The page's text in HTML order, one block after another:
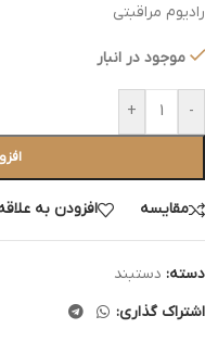
رادیوم مراقبتی
موجود در انبار
-
+
مقایسه افزودن به
دسته: دستبند
اشتراک گذاری: